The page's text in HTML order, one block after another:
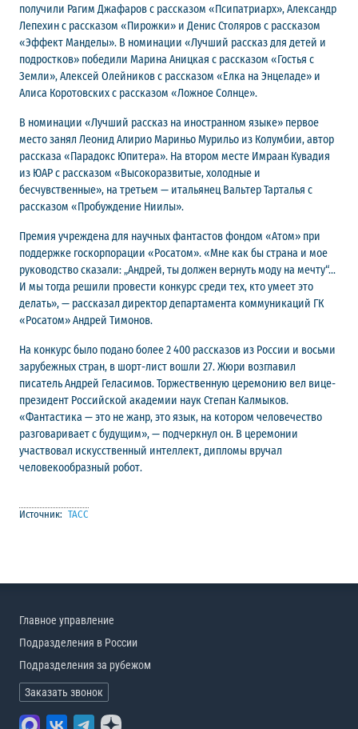
получили Рагим Джафаров с рассказом «Псипатриарх», Александр
Лепехин с рассказом «Пирожки» и Денис Столяров с рассказом
«Эффект Манделы». В номинации «Лучший рассказ для детей и
подростков» победили Марина Аницкая с рассказом «Гостья с
Земли», Алексей Олейников с рассказом «Елка на Энцеладе» и
Алиса Коротовских с рассказом «Ложное Солнце».
В номинации «Лучший рассказ на иностранном языке» первое
место занял Леонид Алирио Мариньо Мурильо из Колумбии, автор
рассказа «Парадокс Юпитера». На втором месте Имраан Кувадия
из ЮАР с рассказом «Высокоразвитые, холодные и
бесчувственные», на третьем — итальянец Вальтер Тарталья с
рассказом «Пробуждение Ниилы».
Премия учреждена для научных фантастов фондом «Атом» при
поддержке госкорпорации «Росатом». «Мне как бы страна и мое
руководство сказали: „Андрей, ты должен вернуть моду на мечту“...
И мы тогда решили провести конкурс среди тех, кто умеет это
делать», — рассказал директор департамента коммуникаций ГК
«Росатом» Андрей Тимонов.
На конкурс было подано более 2 400 рассказов из России и восьми
зарубежных стран, в шорт-лист вошли 27. Жюри возглавил
писатель Андрей Геласимов. Торжественную церемонию вел вице-
президент Российской академии наук Степан Калмыков.
«Фантастика — это не жанр, это язык, на котором человечество
разговаривает с будущим», — подчеркнул он. В церемонии
участвовал искусственный интеллект, дипломы вручал
человекообразный робот.
Источник: ТАСС
Главное управление
Подразделения в России
Подразделения за рубежом
Заказать звонок